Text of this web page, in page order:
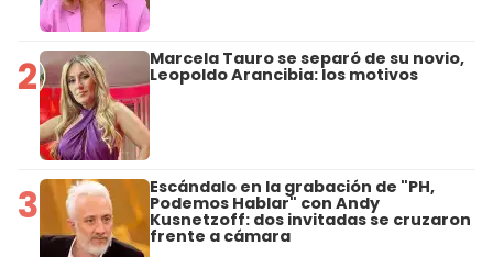
2 Marcela Tauro se separó de su novio,
Leopoldo Arancibia: los motivos
3 Escándalo en la grabación de "PH,
Podemos Hablar" con Andy
Kusnetzoff: dos invitadas se cruzaron
frente a cámara